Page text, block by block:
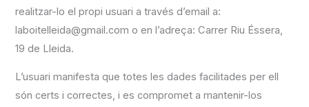
realitzar-lo el propi usuari a través d’email a:
laboitelleida@gmail.com o en l’adreça: Carrer Riu Éssera,
19 de Lleida.
L’usuari manifesta que totes les dades facilitades per ell
són certs i correctes, i es compromet a mantenir-los